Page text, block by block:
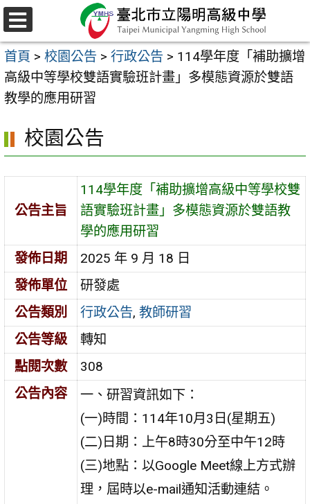
跳
至
主
要
內
區
選
單
首頁 > 校園公告 > 行政公告 > 114學年度「補助擴增
高級中等學校雙語實驗班計畫」多模態資源於雙語
教學的應用研習
校園公告
公告主旨
114學年度「補助擴增高級中等學校雙
語實驗班計畫」多模態資源於雙語教
學的應用研習
發佈日期
2025 年 9 月 18 日
發佈單位
研發處
公告類別
行政公告,教師研習
公告等級
轉知
點閱次數
308
公告內容
一、研習資訊如下：
(一)時間：114年10月3日(星期五)
(二)日期：上午8時30分至中午12時
(三)地點：以Google Meet線上方式辦
理，屆時以e-mail通知活動連結。